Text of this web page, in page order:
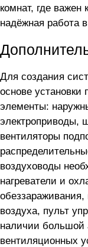
комнат, где важен
надёжная работа
Для создания
основе установки
элементы:
электроприводы,
вентиляторы
воздуховоды
нагреватели и
воздуха, пульт
наличии большой
вентиляционных